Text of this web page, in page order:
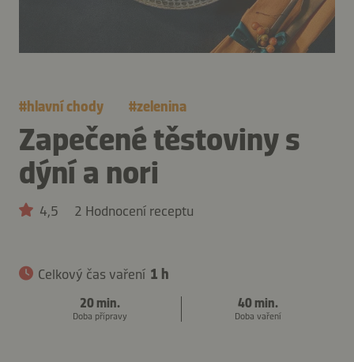
#hlavní chody #zelenina
Zapečené těstoviny s
dýní a nori
4,5 2 Hodnocení receptu
Celkový čas vaření 1 h
20 min.
Doba přípravy
40 min.
Doba vaření